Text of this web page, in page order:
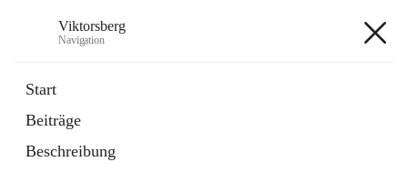
Viktorsberg
Navigation
Start
Beiträge
Beschreibung
1 Schnellzugriff